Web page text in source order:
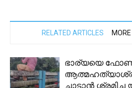
RELATED ARTICLES
ഭാര്യയെ
ചാടാന്‍